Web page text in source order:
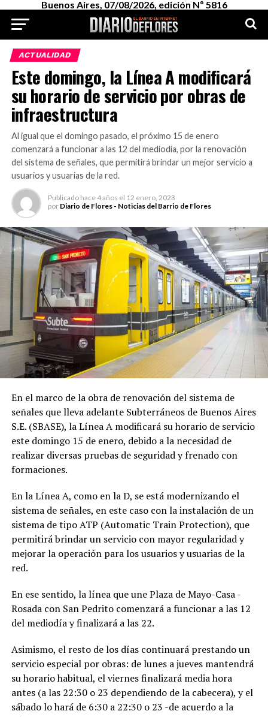
Buenos Aires, 07/08/2026, edición Nº 5816
ACTUALIDAD
Este domingo, la Línea A modificará
su horario de servicio por obras de
infraestructura
Al igual que el domingo pasado, el próximo 15 de enero
comenzará a funcionar a las 12 del mediodía, por la renovación
del sistema de señales, que permitirá brindar un mejor servicio a
usuarios y usuarias de la red.
Publicado hace 4 años el 12 enero, 2023
por Diario de Flores - Noticias del Barrio de Flores
En el marco de la obra de renovación del sistema de
señales que lleva adelante Subterráneos de Buenos Aires
S.E. (SBASE), la Línea A modificará su horario de servicio
este domingo 15 de enero, debido a la necesidad de
realizar diversas pruebas de seguridad y frenado con
formaciones.
En la Línea A, como en la D, se está modernizando el
sistema de señales, en este caso con la instalación de un
sistema de tipo ATP (Automatic Train Protection), que
permitirá brindar un servicio con mayor regularidad y
mejorar la operación para los usuarios y usuarias de la
red.
En ese sentido, la línea que une Plaza de Mayo-Casa -
Rosada con San Pedrito comenzará a funcionar a las 12
del mediodía y finalizará a las 22.
Asimismo, el resto de los días continuará prestando un
servicio especial por obras: de lunes a jueves mantendrá
su horario habitual, el viernes finalizará media hora
antes (a las 22:30 o 23 dependiendo de la cabecera), y el
sábado lo hará de 6:30 a 22:30 o 23 -de acuerdo a la